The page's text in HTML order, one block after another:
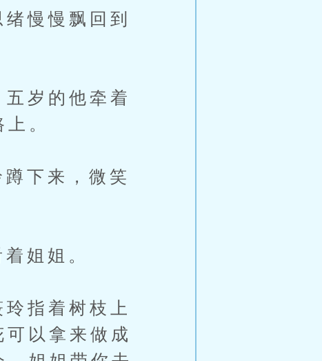
慢慢飘回到
岁的他牵着
。
下来，微笑
姐姐。
指着树枝上
以拿来做成